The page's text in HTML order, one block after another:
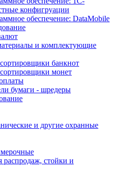
конфигруации
обеспечение: DataMobile
и комплектующие
банкнот
монет
бумаги - шредеры
и другие охранные
распродаж, стойки и